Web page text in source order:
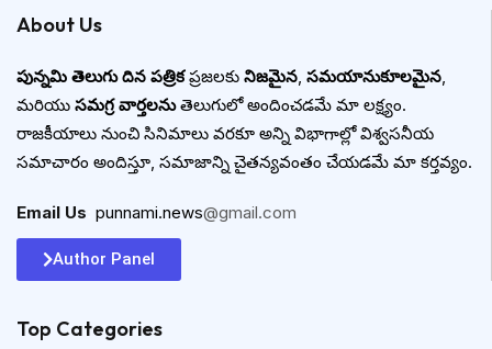
About Us
పున్నమి తెలుగు దిన పత్రికప్రజలకు నిజమైన, సమయానుకూలమైన,
మరియు సమగ్ర వార్తలనుతెలుగులో అందించడమే మా లక్ష్యం.
రాజకీయాలు నుంచి సినిమాలు వరకూ అన్ని విభాగాల్లో విశ్వసనీయ
సమాచారం అందిస్తూ, సమాజాన్ని చైతన్యవంతం చేయడమే మా కర్తవ్యం.
Email Us punnami.news@gmail.com
Author Panel
Top Categories​